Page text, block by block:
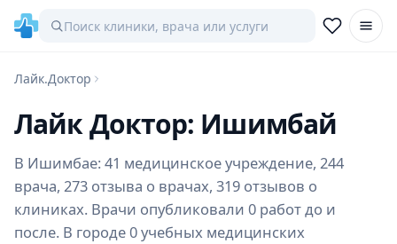
Лайк.Доктор
Лайк Доктор: Ишимбай
В Ишимбае: 41 медицинское учреждение, 244
врача, 273 отзыва о врачах, 319 отзывов о
клиниках. Врачи опубликовали 0 работ до и
после. В городе 0 учебных медицинских